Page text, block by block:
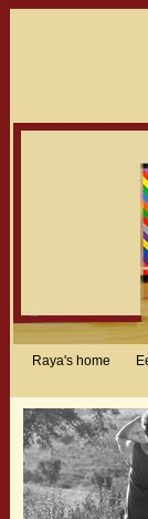
Raya's home